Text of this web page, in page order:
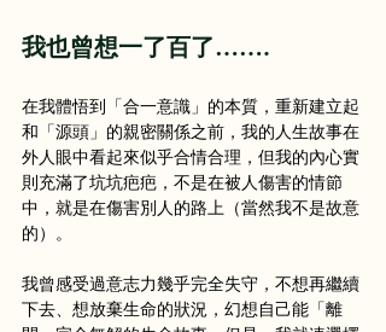
我也曾想一了百了…….
在我體悟到「合一意識」的本質，重新建立起
和「源頭」的親密關係之前，我的人生故事在
外人眼中看起來似乎合情合理，但我的內心實
則充滿了坑坑疤疤，不是在被人傷害的情節
中，就是在傷害別人的路上（當然我不是故意
的）。
我曾感受過意志力幾乎完全失守，不想再繼續
下去、想放棄生命的狀況，幻想自己能「離